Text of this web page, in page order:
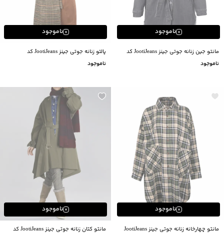
ناموجود
مانتو جین زنانه جوتی جینز JootiJeans کد
03721109
ناموجود
ناموجود
پالتو زنانه جوتی جینز JootiJeans کد
03731606
ناموجود
ناموجود
مانتو چهارخانه زنانه جوتی جینز JootiJeans
ناموجود
مانتو کتان زنانه جوتی جینز JootiJeans کد